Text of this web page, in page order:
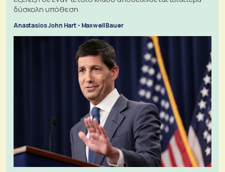
δύσκολη υπόθεση
Anastasios John Hart - Maxwell Bauer